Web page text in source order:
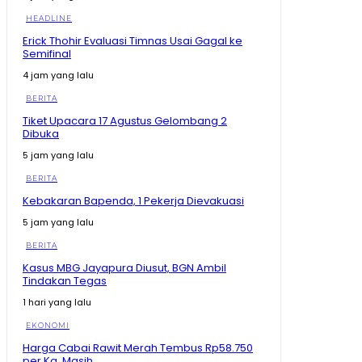
Maluku Utara Ekonominya Melejit, Rakyat Kebagian
Tak Beli Bahan di Kopdes
09:13
Berharap Tak Pakai Hilux lagi
08:13
Pecah Rekor Lagi! Sherly Bawa Maluku Utara Tetap
11:01
Kalau Bu Mega Minum, Masa Prabowo Tidak
09:05
HEADLINE
Erick Thohir Evaluasi Timnas Usai Gagal ke
Semifinal
4 jam yang lalu
BERITA
Tiket Upacara 17 Agustus Gelombang 2
Dibuka
5 jam yang lalu
BERITA
Kebakaran Bapenda, 1 Pekerja Dievakuasi
5 jam yang lalu
BERITA
Kasus MBG Jayapura Diusut, BGN Ambil
Tindakan Tegas
1 hari yang lalu
EKONOMI
Harga Cabai Rawit Merah Tembus Rp58.750